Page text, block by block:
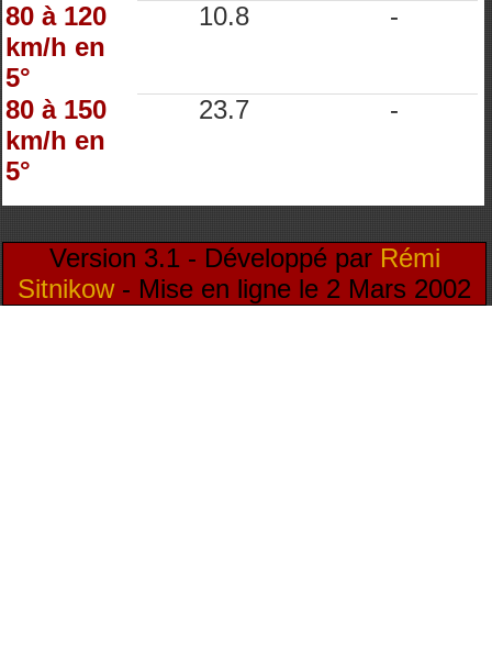
80 à 120
km/h en
5°
10.8 -
80 à 150
km/h en
5°
23.7 -
Version 3.1 - Développé par Rémi
Sitnikow- Mise en ligne le 2 Mars 2002